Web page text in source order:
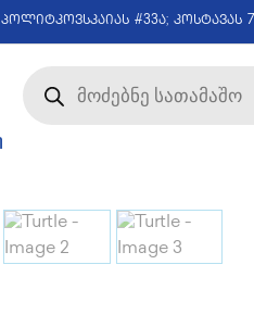
პოლიტკოვსკაიას #33ა; კოსტავას